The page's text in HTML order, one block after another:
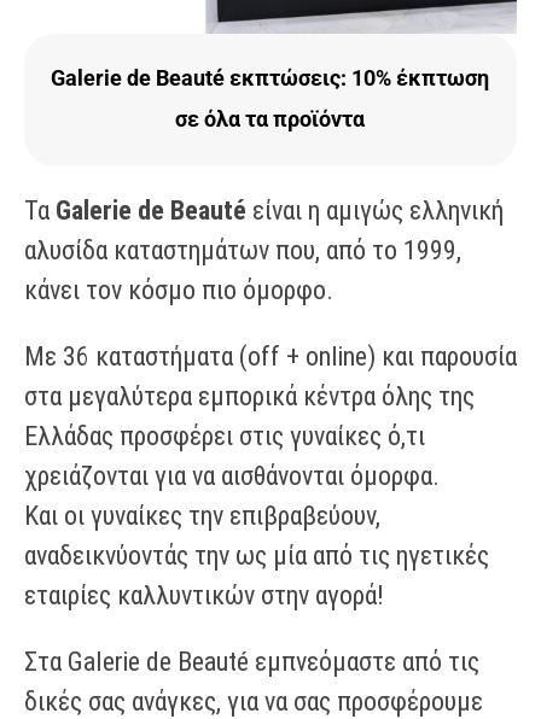
Galerie de Beauté εκπτώσεις: 10% έκπτωση
σε όλα τα προϊόντα
Τα Galerie de Beauté είναι η αμιγώς ελληνική
αλυσίδα καταστημάτων που, από το 1999,
κάνει τον κόσμο πιο όμορφο.
Με 36 καταστήματα (off + online) και παρουσία
στα μεγαλύτερα εμπορικά κέντρα όλης της
Ελλάδας προσφέρει στις γυναίκες ό,τι
χρειάζονται για να αισθάνονται όμορφα.
Και οι γυναίκες την επιβραβεύουν,
αναδεικνύοντάς την ως μία από τις ηγετικές
εταιρίες καλλυντικών στην αγορά!
Στα Galerie de Beauté εμπνεόμαστε από τις
δικές σας ανάγκες, για να σας προσφέρουμε